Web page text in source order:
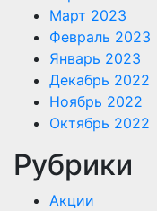
Март 2023
Февраль 2023
Январь 2023
Декабрь 2022
Ноябрь 2022
Октябрь 2022
Рубрики
Акции